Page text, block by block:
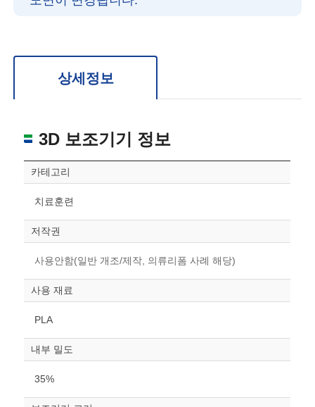
위치 이동: 우측 드래그
상세정보
3D 보조기기 정보
카테고리
치료훈련
저작권
사용안함(일반 개조/제작, 의류리폼 사례 해당)
사용 재료
PLA
내부 밀도
35%